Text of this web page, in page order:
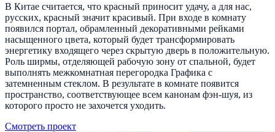
В Китае считается, что красный приносит удачу, а для нас,
русских, красный значит красивый. При входе в комнату
появился портал, обрамленный декоративными рейками
насыщенного цвета, который будет трансформировать
энергетику входящего через скрытую дверь в положительную.
Роль ширмы, отделяющей рабочую зону от спальной, будет
выполнять межкомнатная перегородка Графика с
затемненным стеклом. В результате в комнате появится
пространство, соответствующее всем канонам фэн-шуя, из
которого просто не захочется уходить.
Смотреть проект